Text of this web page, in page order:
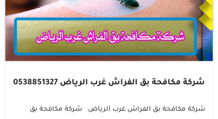
شركة مكافحة بق الفراش غرب الرياض 0538851327
شركة مكافحة بق الفراش غرب الرياض شركة مكافحة بق